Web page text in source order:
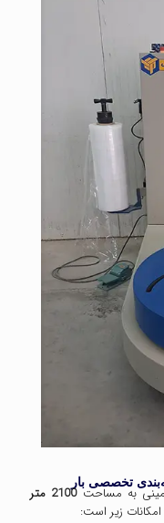
تخصصی بار
زمینی به مساحت2100 متر
زیر است: